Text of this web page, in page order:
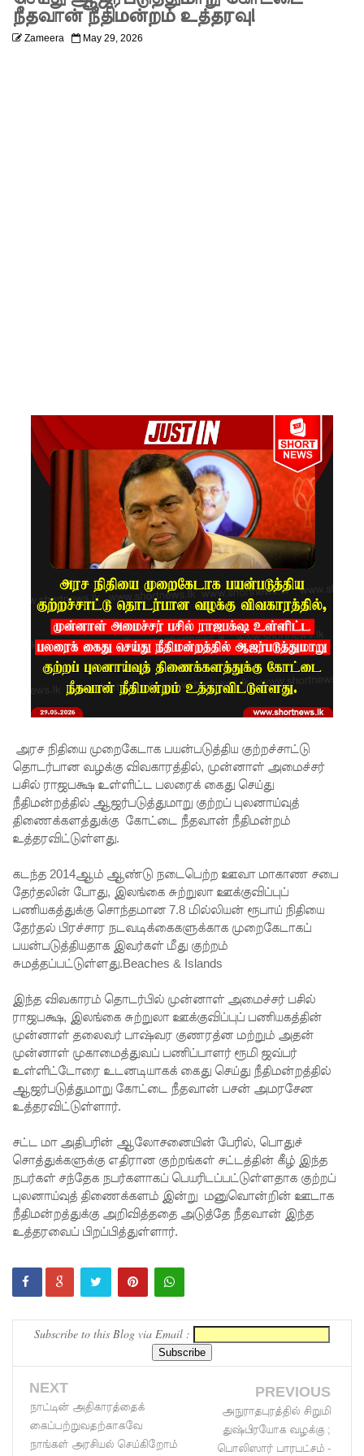
மண்சரிவு
அபாய
வழக்கு
கோட்டாப
29ஆம்
காணொ
ளி மூலம்
சாட்சியம
உத்தரவு!
நேற்றைய
மெகசின்
சிறை
மோதலில்
கைதி
ஒருவர்
பலி!
தொடரும்
சிறைக்கல
வரங்கள் -
முப்படையி
னருக்கு
விடுக்கப்ப
ட்ட
அறிவிப்பு!
சிறையின்
வை
யிட்ட
பல்லன்சே
ன
கைதிகள்!
பேராத
நீதவான் நீதிமன்றம் உத்தரவு!
Zameera May 29, 2026
அரச நிதியை முறைகேடாக பயன்படுத்திய குற்றச்சாட்டு
தொடர்பான வழக்கு விவகாரத்தில், முன்னாள் அமைச்சர்
பசில் ராஜபக்ஷ உள்ளிட்ட பலரைக் கைது செய்து
நீதிமன்றத்தில் ஆஜர்படுத்துமாறு குற்றப் புலனாய்வுத்
திணைக்களத்துக்கு கோட்டை நீதவான் நீதிமன்றம்
உத்தரவிட்டுள்ளது.
கடந்த 2014ஆம் ஆண்டு நடைபெற்ற ஊவா மாகாண சபை
தேர்தலின் போது, இலங்கை சுற்றுலா ஊக்குவிப்புப்
பணியகத்துக்கு சொந்தமான 7.8 மில்லியன் ரூபாய் நிதியை
தேர்தல் பிரச்சார நடவடிக்கைகளுக்காக முறைகேடாகப்
பயன்படுத்தியதாக இவர்கள் மீது குற்றம்
சுமத்தப்பட்டுள்ளது.Beaches & Islands
இந்த விவகாரம் தொடர்பில் முன்னாள் அமைச்சர் பசில்
ராஜபக்ஷ, இலங்கை சுற்றுலா ஊக்குவிப்புப் பணியகத்தின்
முன்னாள் தலைவர் பாஷ்வர குணரத்ன மற்றும் அதன்
முன்னாள் முகாமைத்துவப் பணிப்பாளர் ரூமி ஜவ்பர்
உள்ளிட்டோரை உடனடியாகக் கைது செய்து நீதிமன்றத்தில்
ஆஜர்படுத்துமாறு கோட்டை நீதவான் பசன் அமரசேன
உத்தரவிட்டுள்ளார்.
சட்ட மா அதிபரின் ஆலோசனையின் பேரில், பொதுச்
சொத்துக்களுக்கு எதிரான குற்றங்கள் சட்டத்தின் கீழ் இந்த
நபர்கள் சந்தேக நபர்களாகப் பெயரிடப்பட்டுள்ளதாக குற்றப்
புலனாய்வுத் திணைக்களம் இன்று மனுவொன்றின் ஊடாக
நீதிமன்றத்துக்கு அறிவித்ததை அடுத்தே நீதவான் இந்த
உத்தரவைப் பிறப்பித்துள்ளார்.
Subscribe to this Blog via Email :
NEXT
நாட்டின் அதிகாரத்தைக்
கைப்பற்றுவதற்காகவே
நாங்கள் அரசியல் செய்கிறோம்
PREVIOUS
அநுராதபுரத்தில் சிறுமி
துஷ்பிரயோக வழக்கு ;
பொலிஸார் பாரபட்சம் -